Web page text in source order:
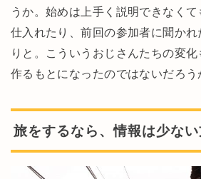
うか。始めは上手く説明できなく
仕入れたり、前回の参加者に聞か
りと。こういうおじさんたちの変
作るもとになったのではないだろう
旅をするなら、情報は少な